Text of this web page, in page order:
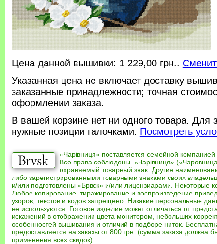
Цена данной вышивки: 1 229,00 грн..
Указанная цена не включает доставку
заказанные принадлежности; точная
оформлении заказа.
В вашей корзине нет ни одного товара. Для
нужные позиции галочками. Посмотреть
«Чарівниця» поставляется семейной компанией
Все права соблюдены. «Чарівниця»
охраняемый товарный знак. Другие
либо зарегистрированными товарными знаками своих
и/или подготовлены «Брвск» и/или лицензиарами. Некоторые
Любое копирование, тиражирование и воспроизведение
узоров, текстов и кодов запрещено. Никакие персональные
не используются. Готовое изделие может отличаться от
искажений в отображении цвета монитором, небольших
особенностей вышивания и отличий в подборе ниток.
предоставляется на заказы от 800 грн. (сумма заказа должна
применения всех скидок).